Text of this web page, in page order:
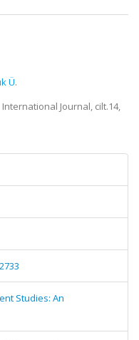
Ü.
Journal, cilt.14,
Studies: An